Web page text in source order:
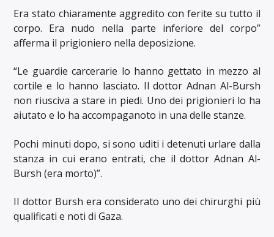
Era stato chiaramente aggredito con ferite su tutto il
corpo. Era nudo nella parte inferiore del corpo”
afferma il prigioniero nella deposizione.
“Le guardie carcerarie lo hanno gettato in mezzo al
cortile e lo hanno lasciato. Il dottor Adnan Al-Bursh
non riusciva a stare in piedi. Uno dei prigionieri lo ha
aiutato e lo ha accompaganoto in una delle stanze.
Pochi minuti dopo, si sono uditi i detenuti urlare dalla
stanza in cui erano entrati, che il dottor Adnan Al-
Bursh (era morto)”.
Il dottor Bursh era considerato uno dei chirurghi più
qualificati e noti di Gaza.